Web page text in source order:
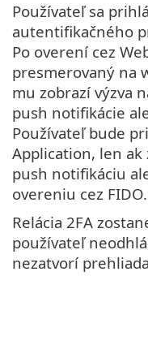
Používateľ sa
autentifikačného
Po overení cez
presmerovaný na
mu zobrazí výzva
push notifikácie
Používateľ bude
Application, len ak
push notifikáciu
overeniu cez FIDO.
Relácia 2FA
používateľ
nezatvorí